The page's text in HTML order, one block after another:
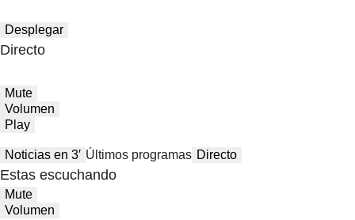
Desplegar
Directo
Mute
Volumen
Play
Noticias en 3′ Últimos programas Directo
Estas escuchando
Mute
Volumen